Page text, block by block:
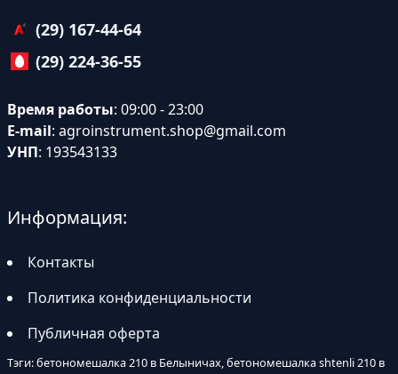
(29) 167-44-64
(29) 224-36-55
Время работы: 09:00 - 23:00
E-mail: agroinstrument.shop@gmail.com
УНП: 193543133
Информация:
Контакты
Политика конфиденциальности
Публичная оферта
Тэги: бетономешалка 210 в Белыничах, бетономешалка shtenli 210 в